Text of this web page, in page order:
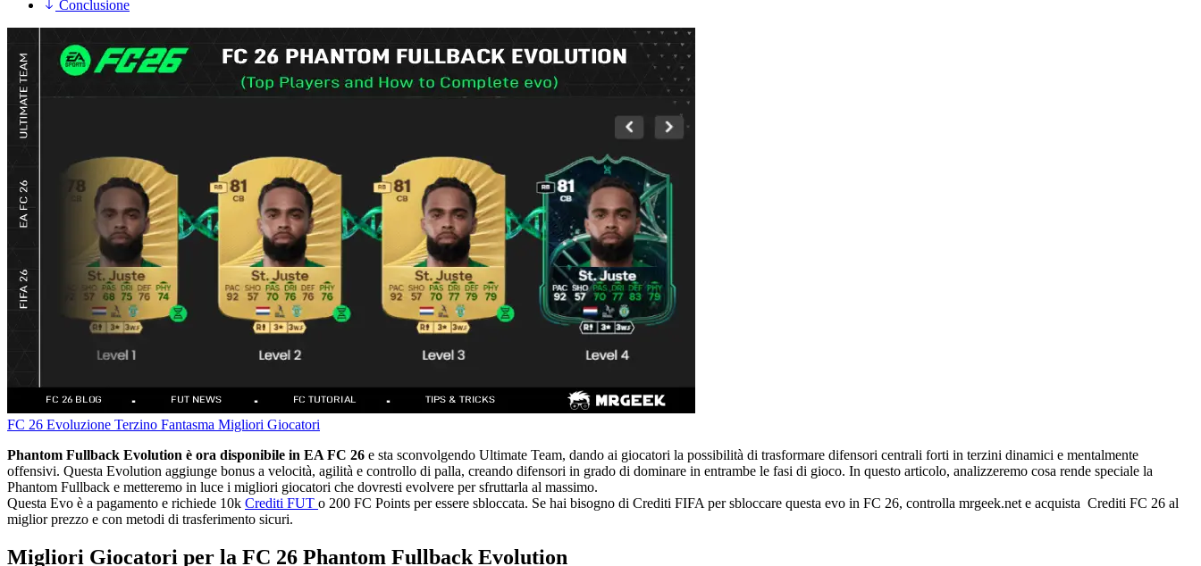
Conclusione
FC 26 Evoluzione Terzino Fantasma Migliori Giocatori
Phantom Fullback Evolution è ora disponibile in EA FC 26 e sta sconvolgendo Ultimate Team, dando ai giocatori la possibilità di trasformare difensori centrali forti in terzini dinamici e mentalmente
offensivi. Questa Evolution aggiunge bonus a velocità, agilità e controllo di palla, creando difensori in grado di dominare in entrambe le fasi di gioco. In questo articolo, analizzeremo cosa rende speciale la
Phantom Fullback e metteremo in luce i migliori giocatori che dovresti evolvere per sfruttarla al massimo.
Questa Evo è a pagamento e richiede 10k Crediti FUT o 200 FC Points per essere sbloccata. Se hai bisogno di Crediti FIFA per sbloccare questa evo in FC 26, controlla mrgeek.net e acquista Crediti FC 26 al
miglior prezzo e con metodi di trasferimento sicuri.
Migliori Giocatori per la FC 26 Phantom Fullback Evolution